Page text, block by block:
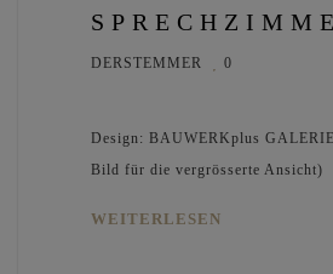
DERSTEMMER 0
Design: BAUWERKplus
Bild für die vergrösserte Ansicht)
WEITERLESEN